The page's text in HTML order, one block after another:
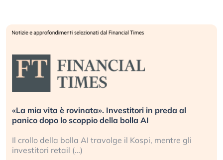
in preda al
bolla AI
il Kospi, mentre gli
Quando la finanza pesa più
L’America sta ripetendo gli
La ricchezza mondiale